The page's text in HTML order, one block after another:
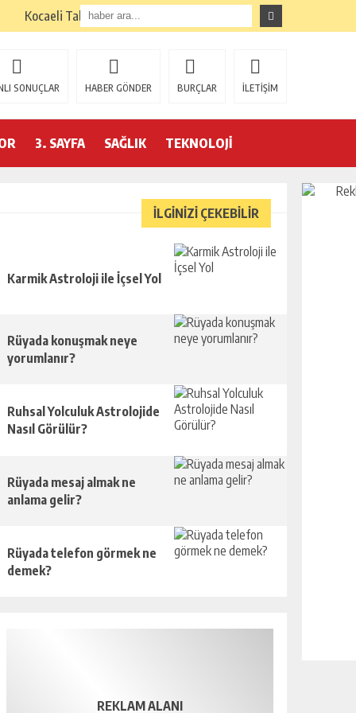
Kocaeli Tabela Seçimi: İşletmenize Doğru Seçim Nasıl?
SONUÇLAR HABER GÖNDER BURÇLAR İLETİŞİM
3. SAYFA SAĞLIK TEKNOLOJİ
İLGİNİZİ ÇEKEBİLİR
Karmik Astroloji ile İçsel Yol
Rüyada konuşmak neye
yorumlanır?
Ruhsal Yolculuk Astrolojide
Nasıl Görülür?
Rüyada mesaj almak ne
anlama gelir?
Rüyada telefon görmek ne
demek?
REKLAM ALANI